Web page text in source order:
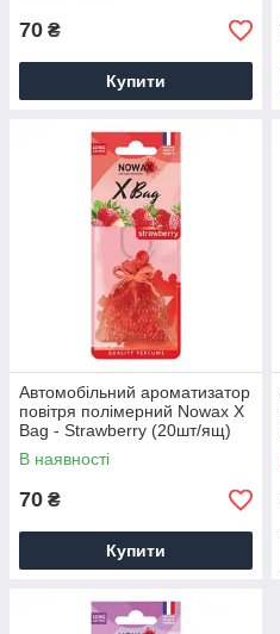
70 ₴
Купити
Автомобільний ароматизатор
повітря полімерний Nowax X
Bag - Strawberry (20шт/ящ)
В наявності
70 ₴
Купити